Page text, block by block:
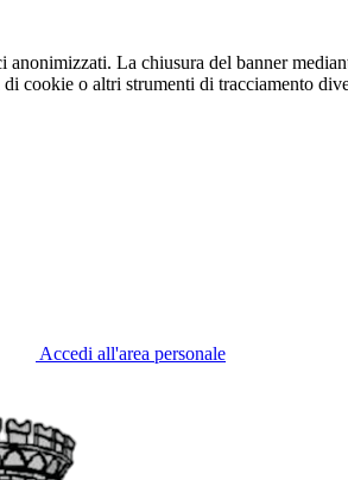
anonimizzati. La chiusura del banner
cookie o altri strumenti di tracciamento
Accedi all'area personale